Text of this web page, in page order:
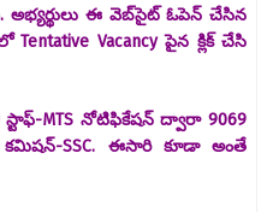
ఈ వెబ్‌సైట్ ఓపెన్ చేసిన
Tentative Vacancy పైన క్లిక్ చేసి
MTS నోటిఫికేషన్ ద్వారా 9069
కమిషన్-SSC. ఈసారి కూడా అంతే